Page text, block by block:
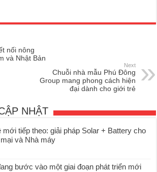
nối nông
và Nhật Bản
Next
Chuỗi nhà mẫu Phú Đông
Group mang phong cách hiện
đại dành cho giới trẻ
NHẬT
tiếp theo: giải pháp Solar + Battery cho
và Nhà máy
bước vào một giai đoạn phát triển mới